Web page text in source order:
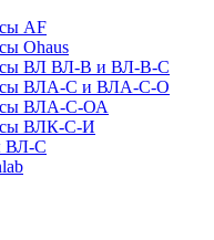
AF
Ohaus
ВЛ ВЛ-В и ВЛ-В-С
ВЛА-С и ВЛА-С-О
ВЛА-С-ОА
ВЛК-С-И
ВЛ-С